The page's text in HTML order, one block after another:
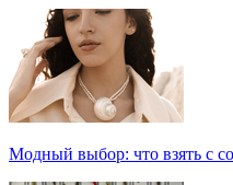
Модный выбор: что взять с